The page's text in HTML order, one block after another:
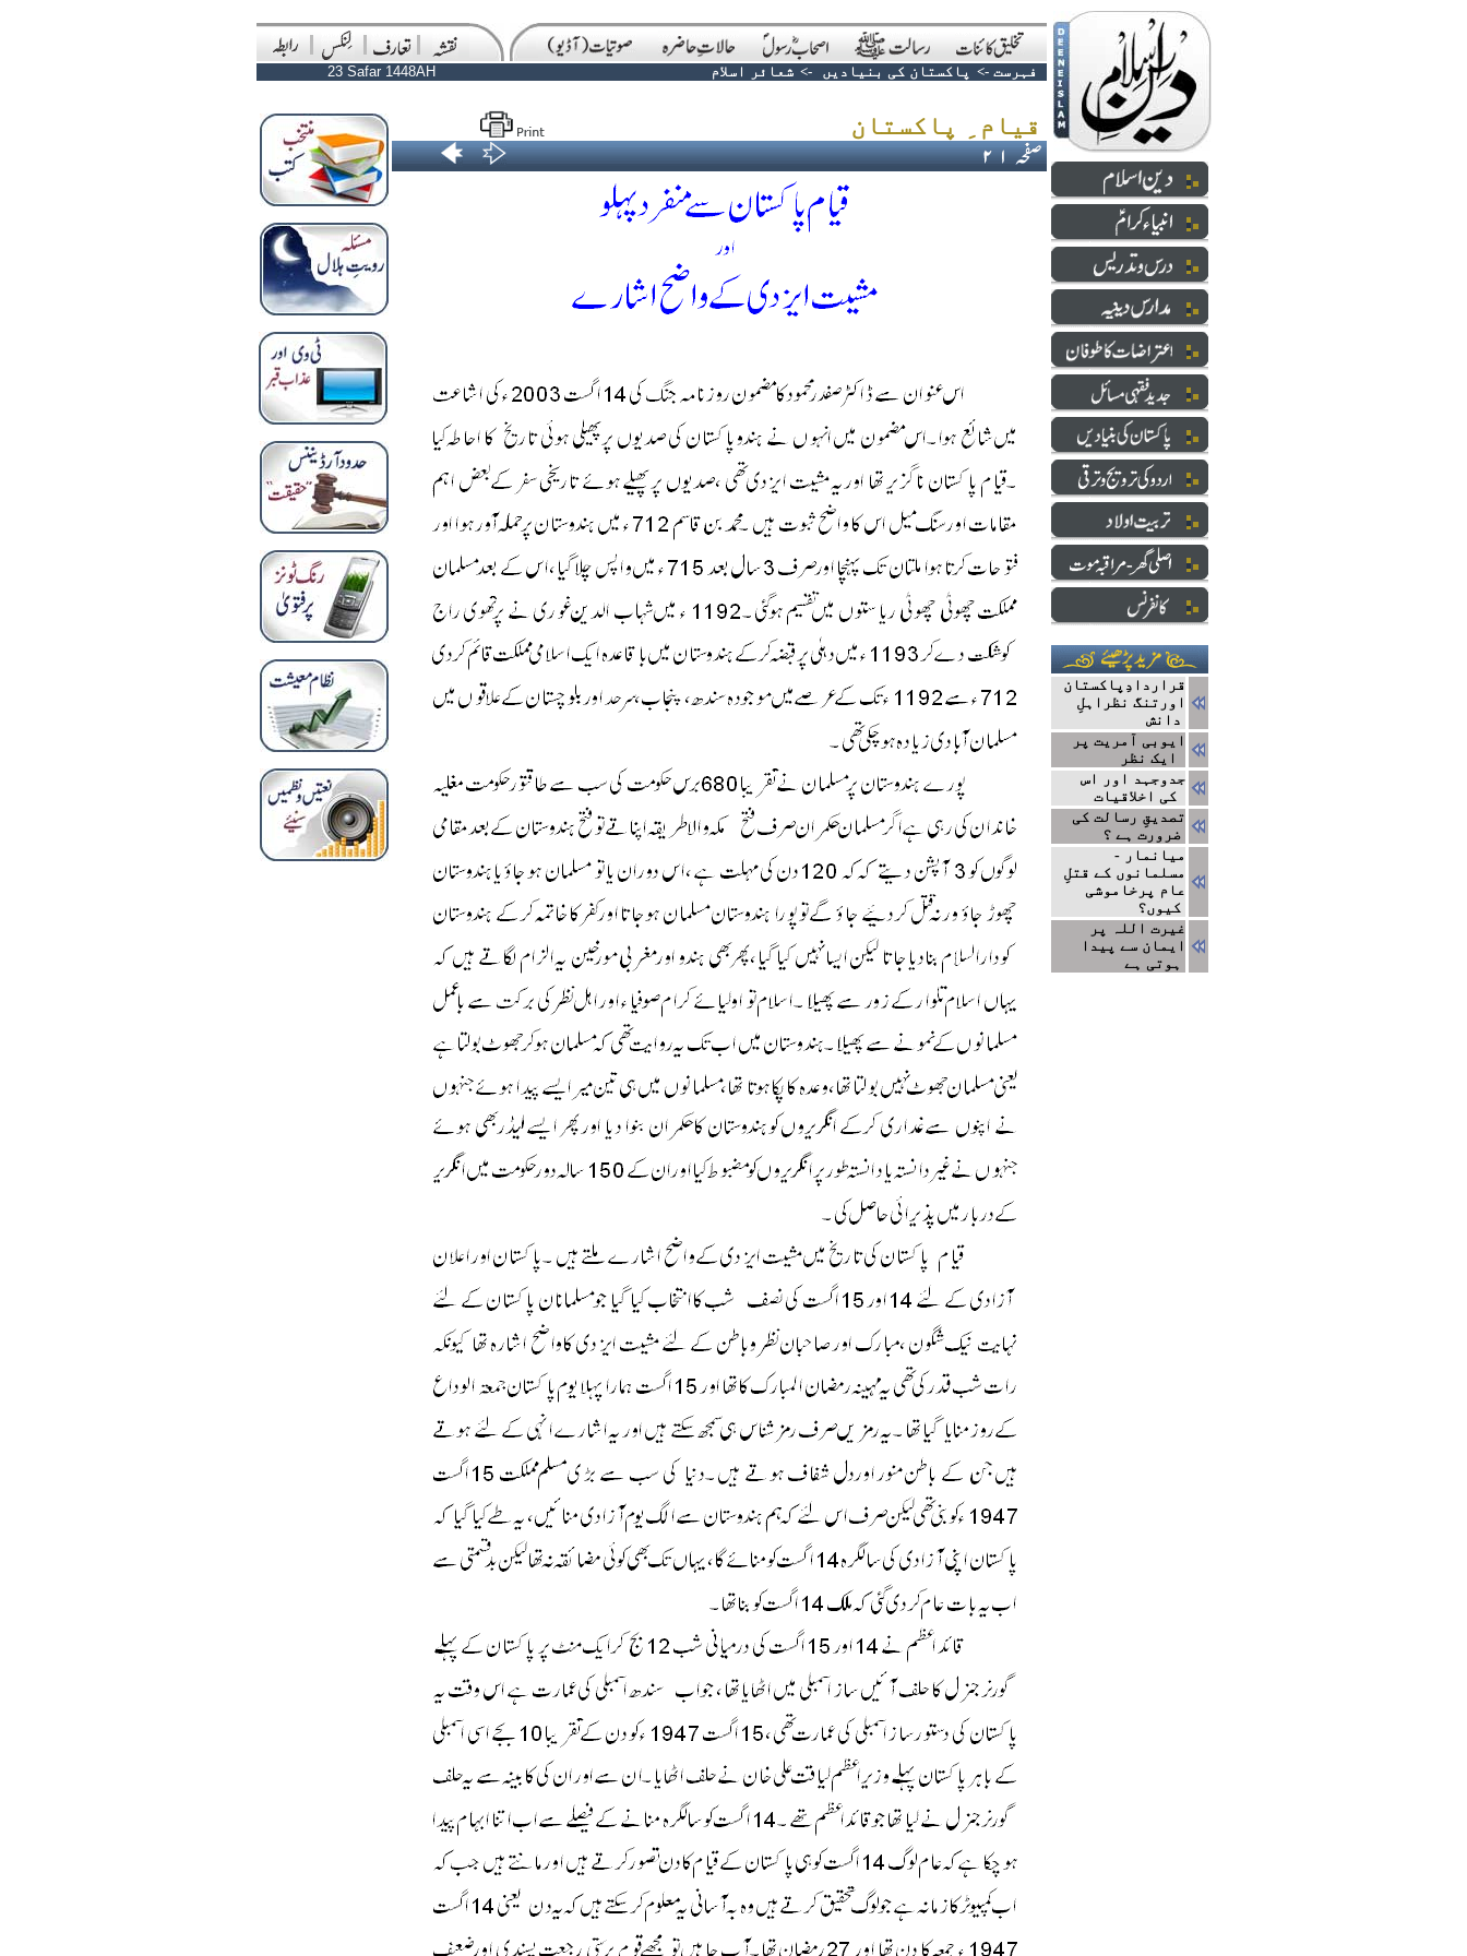
23 Safar 1448AH فہرست -> پاکستان کی بنیادیں ->شعائر اسلام
قراردادِپاکستان
اورتنگ نظراہلِ
دانش
ایوبی آمریت پر
جدوجہد اور اس
کی اخلاقیات
تصدیقِ رسالت کی
ضرورت ہے ؟
میانمار -
مسلمانوں کے قتلِ
عام پرخاموشی
کیوں؟
غیرت اللہ پر
ایمان سے پیدا
ہوتی ہے